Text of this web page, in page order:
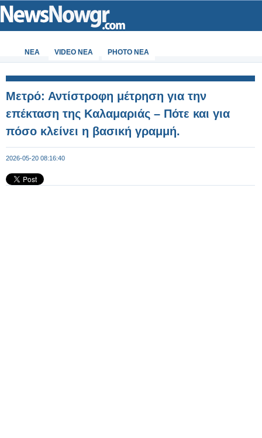
ΝΕΑ VIDEO NEA PHOTO NEA
Μετρό: Αντίστροφη μέτρηση για την
επέκταση της Καλαμαριάς – Πότε και για
πόσο κλείνει η βασική γραμμή.
2026-05-20 08:16:40